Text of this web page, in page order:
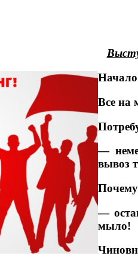
Все на
—
вывоз
—
мыло!